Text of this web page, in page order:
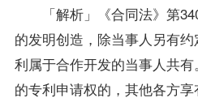
「解析」《合同法》第
的发明创造，除当事人另有
利属于合作开发的当事人共
的专利申请权的，其他各方